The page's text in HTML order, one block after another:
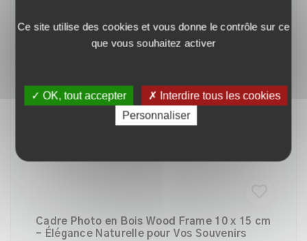
Cadre Photo en Bois Wood Frame 10 x 15 cm
– Élégance Naturelle pour Vos Souvenirs
Ce site utilise des cookies et vous donne le contrôle sur ce
que vous souhaitez activer
✓ OK, tout accepter
✗ Interdire tous les cookies
Personnaliser